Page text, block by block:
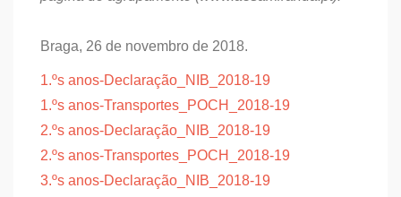
Braga, 26 de novembro de 2018.
1.ºs anos-Declaração_NIB_2018-19
1.ºs anos-Transportes_POCH_2018-19
2.ºs anos-Declaração_NIB_2018-19
2.ºs anos-Transportes_POCH_2018-19
3.ºs anos-Declaração_NIB_2018-19